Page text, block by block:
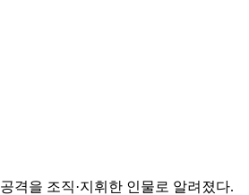
격을 조직·지휘한 인물로 알려졌다.